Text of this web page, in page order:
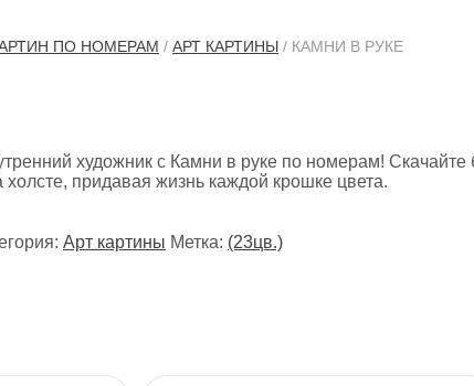
ПО НОМЕРАМ / АРТ КАРТИНЫ / КАМНИ В РУКЕ
художник с Камни в руке по номерам! Скачайте
придавая жизнь каждой крошке цвета.
Арт картины Метка: (23цв.)